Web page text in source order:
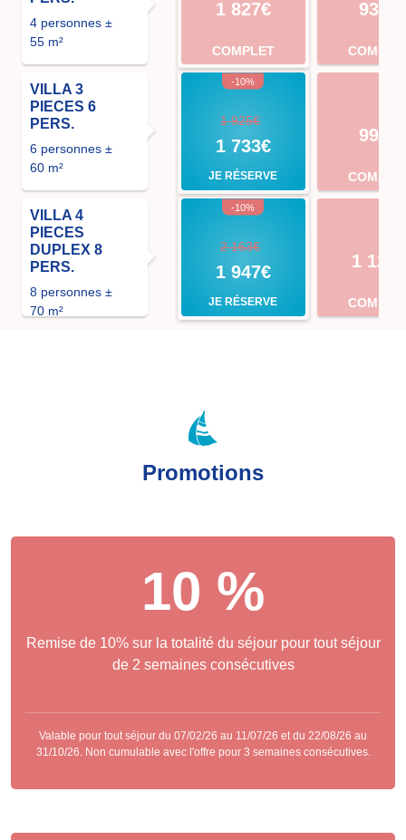
4 personnes ±
55 m²
VILLA 3
PIECES 6
PERS.
6 personnes ±
60 m²
VILLA 4
PIECES
DUPLEX 8
PERS.
8 personnes ±
70 m²
1 827€
COMPLET
-10%
1 925€
1 733€
JE RÉSERVE
-10%
2 163€
1 947€
JE RÉSERVE
931€
994€
1 120€
Promotions
10 %
Remise de 10% sur la totalité du séjour pour tout séjour
de 2 semaines consécutives
Valable pour tout séjour du 07/02/26 au 11/07/26 et du 22/08/26 au
31/10/26. Non cumulable avec l'offre pour 3 semaines consécutives.